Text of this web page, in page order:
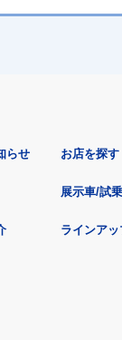
らせ お店を探す
展示車/試
ラインアッ